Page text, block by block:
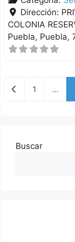
Dirección:
COLONIA
Puebla Puebla
Nuevas
1 …
Buscar